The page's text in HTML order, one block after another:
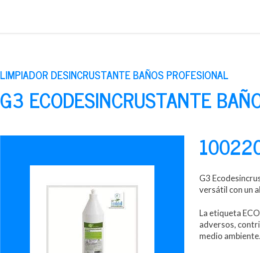
LIMPIADOR DESINCRUSTANTE BAÑOS PROFESIONAL
G3 ECODESINCRUSTANTE
G3
versátil con un
La etiqueta
adversos,
medio ambiente.